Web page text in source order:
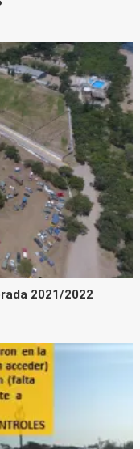
2021/2022